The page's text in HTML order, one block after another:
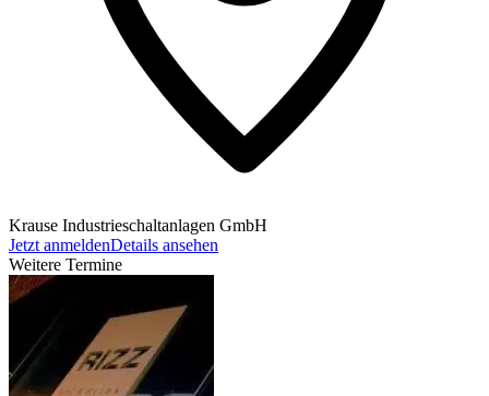
Krause Industrieschaltanlagen GmbH
Jetzt anmeldenDetails ansehen
Weitere Termine